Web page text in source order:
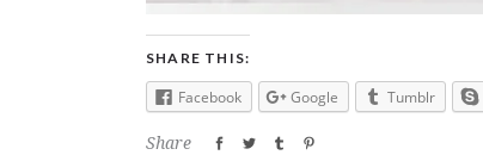
SHARE THIS:
Facebook Google Tumblr
Share